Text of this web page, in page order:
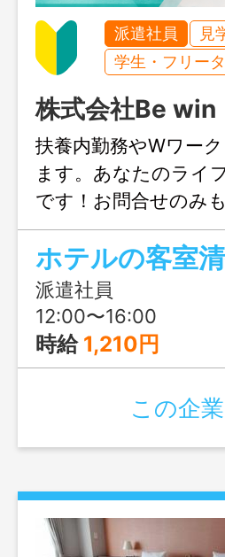
派遣社員 見
学生・フリー
株式会社Be win
扶養内勤務やWワー
ます。あなたのライ
です！お問合せのみ
お気軽にご連絡くだ
ホテルの客室
派遣社員
12:00〜16:00
時給 1,210円
この企